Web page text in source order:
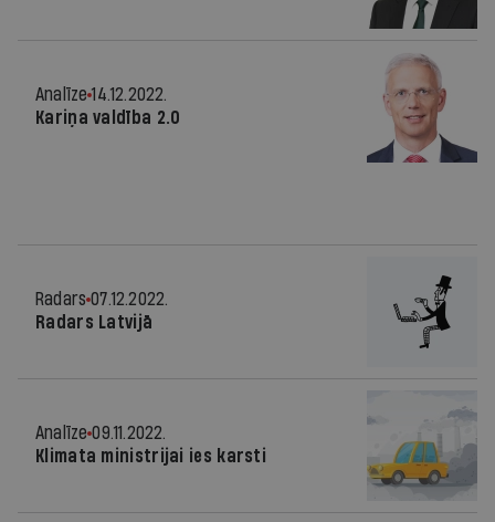
Analīze 14.12.2022.
Kariņa valdība 2.0
Radars 07.12.2022.
Radars Latvijā
Analīze 09.11.2022.
Klimata ministrijai ies karsti